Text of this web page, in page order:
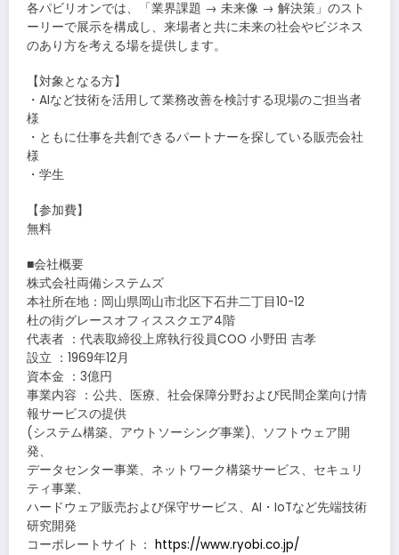
各パビリオンでは、「業界課題 → 未来像 → 解決策」のスト
ーリーで展示を構成し、来場者と共に未来の社会やビジネス
のあり方を考える場を提供します。
【対象となる方】
・AIなど技術を活用して業務改善を検討する現場のご担当者
様
・ともに仕事を共創できるパートナーを探している販売会社
様
・学生
【参加費】
無料
■会社概要
株式会社両備システムズ
本社所在地：岡山県岡山市北区下石井二丁目10-12
杜の街グレースオフィススクエア4階
代表者 ：代表取締役上席執行役員COO 小野田 吉孝
設立 ：1969年12月
資本金 ：3億円
事業内容 ：公共、医療、社会保障分野および民間企業向け情
報サービスの提供
(システム構築、アウトソーシング事業)、ソフトウェア開
発、
データセンター事業、ネットワーク構築サービス、セキュリ
ティ事業、
ハードウェア販売および保守サービス、AI・IoTなど先端技術
研究開発
コーポレートサイト： https://www.ryobi.co.jp/